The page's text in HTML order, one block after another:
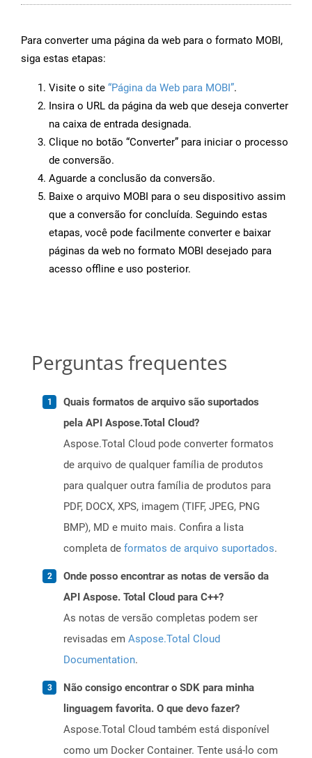
Para converter uma página da web para o formato MOBI,
siga estas etapas:
Visite o site “Página da Web para MOBI”.
Insira o URL da página da web que deseja converter
na caixa de entrada designada.
Clique no botão “Converter” para iniciar o processo
de conversão.
Aguarde a conclusão da conversão.
Baixe o arquivo MOBI para o seu dispositivo assim
que a conversão for concluída. Seguindo estas
etapas, você pode facilmente converter e baixar
páginas da web no formato MOBI desejado para
acesso offline e uso posterior.
Perguntas frequentes
Quais formatos de arquivo são suportados
pela API Aspose.Total Cloud?
Aspose.Total Cloud pode converter formatos
de arquivo de qualquer família de produtos
para qualquer outra família de produtos para
PDF, DOCX, XPS, imagem (TIFF, JPEG, PNG
BMP), MD e muito mais. Confira a lista
completa de formatos de arquivo suportados.
Onde posso encontrar as notas de versão da
API Aspose. Total Cloud para C++?
As notas de versão completas podem ser
revisadas em Aspose.Total Cloud
Documentation.
Não consigo encontrar o SDK para minha
linguagem favorita. O que devo fazer?
Aspose.Total Cloud também está disponível
como um Docker Container. Tente usá-lo com